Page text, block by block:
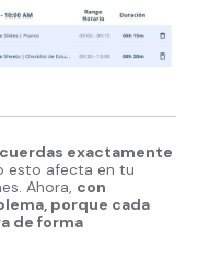
exactamente
esto afecta en tu
Ahora, con
porque cada
de forma